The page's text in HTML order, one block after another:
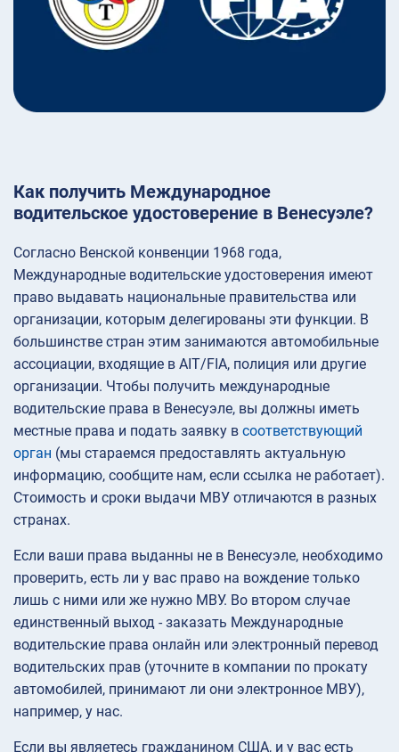
Как получить Международное
водительское удостоверение в Венесуэле?
Согласно Венской конвенции 1968 года,
Международные водительские удостоверения имеют
право выдавать национальные правительства или
организации, которым делегированы эти функции. В
большинстве стран этим занимаются автомобильные
ассоциации, входящие в AIT/FIA, полиция или другие
организации. Чтобы получить международные
водительские права в Венесуэле, вы должны иметь
местные права и подать заявку в соответствующий
орган (мы стараемся предоставлять актуальную
информацию, сообщите нам, если ссылка не работает).
Стоимость и сроки выдачи МВУ отличаются в разных
странах.
Если ваши права выданны не в Венесуэле, необходимо
проверить, есть ли у вас право на вождение только
лишь с ними или же нужно МВУ. Во втором случае
единственный выход - заказать Международные
водительские права онлайн или электронный перевод
водительских прав (уточните в компании по прокату
автомобилей, принимают ли они электронное МВУ),
например, у нас.
Если вы являетесь гражданином США, и у вас есть